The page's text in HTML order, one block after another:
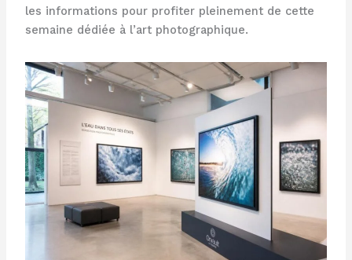
les informations pour profiter pleinement de cette
semaine dédiée à l’art photographique.